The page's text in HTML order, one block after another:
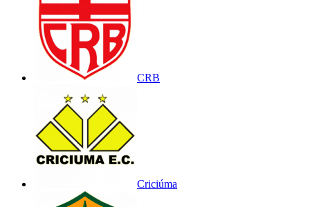
CRB
Criciúma